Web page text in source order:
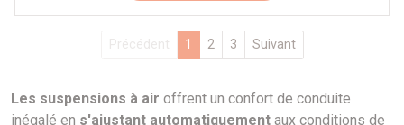
Les suspensions à air offrent un confort de conduite
inégalé en s'ajustant automatiquement aux conditions de
Précédent 1 2 3 Suivant